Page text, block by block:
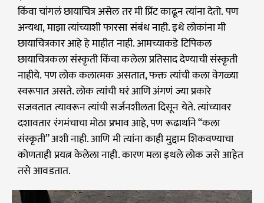
किंवा चांगलं छायाचित्र असेल तर मी प्रिंट काढून त्यांना देतो. पण
अन्यथा, माझा त्यांच्याशी फारसा संबंध नाही. इथे लोकांना मी
छायाचित्रकार आहे हे माहीत नाही. आमच्याकडे टिपिकल
छायाचित्रकला संस्कृती किंवा कलेला प्रतिसाद देण्याची संस्कृती
नाहीये. पण लोक कलात्मक असतात, फक्त त्यांची कला वेगळ्या
स्वरूपात असते. लोक त्यांची घरं आणि अंगणं ज्या प्रकारे
सजवतात त्यावरून त्यांची सर्जनशीलता दिसून येते. त्यांच्यावर
दशावतार रंगमंचाचा मोठा प्रभाव आहे, पण रूढार्थाने “कला
संस्कृती” अशी नाही. आणि मी त्यांना काही मुद्दाम शिकवण्याचा
कोणताही प्रयत्न केलेला नाही. कारण मला इथले लोक जसे आहेत
तसे आवडतात.